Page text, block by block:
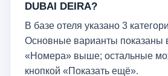
DUBAI DEIRA?
В базе отеля указано 3
Основные варианты показаны
«Номера» выше; остальные
кнопкой «Показать ещё».